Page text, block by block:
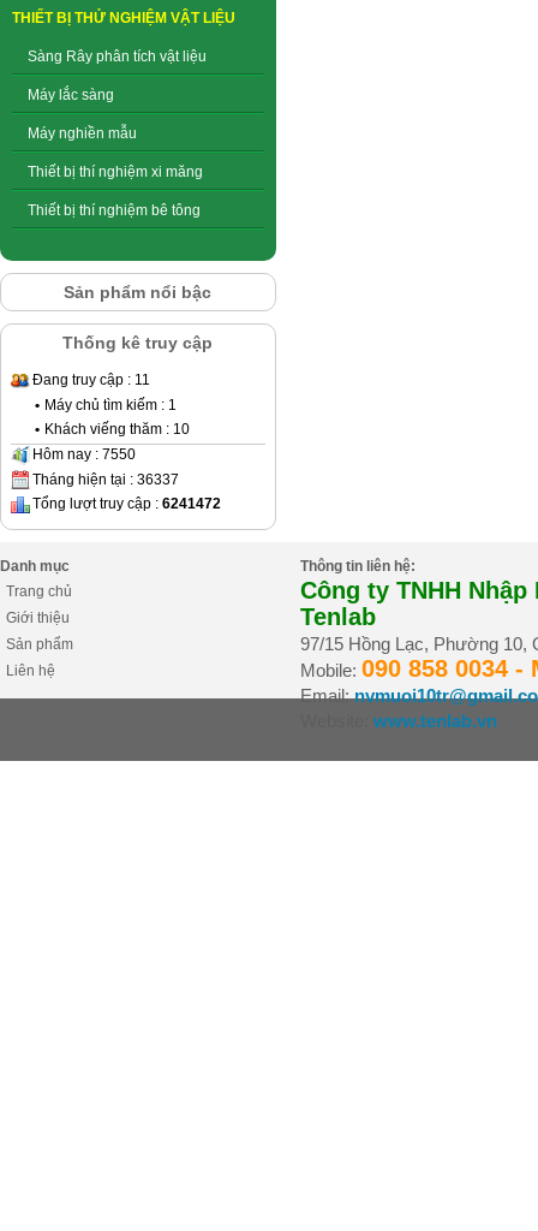
THIẾT BỊ THỬ NGHIỆM VẬT LIỆU
Sàng Rây phân tích vật liệu
Máy lắc sàng
Máy nghiền mẫu
Thiết bị thí nghiệm xi măng
Thiết bị thí nghiệm bê tông
Sản phẩm nổi bậc
Thống kê truy cập
Đang truy cập : 11
• Máy chủ tìm kiếm : 1
• Khách viếng thăm : 10
Hôm nay : 7550
Tháng hiện tại : 36337
Tổng lượt truy cập : 6241472
Danh mục
Trang chủ
Giới thiệu
Sản phẩm
Liên hệ
Thông tin liên hệ:
Công ty TNHH
Tenlab
97/15 Hồng Lạc, Phường 10,
Mobile: 090 858 0034 -
Email:
www.tenlab.vn